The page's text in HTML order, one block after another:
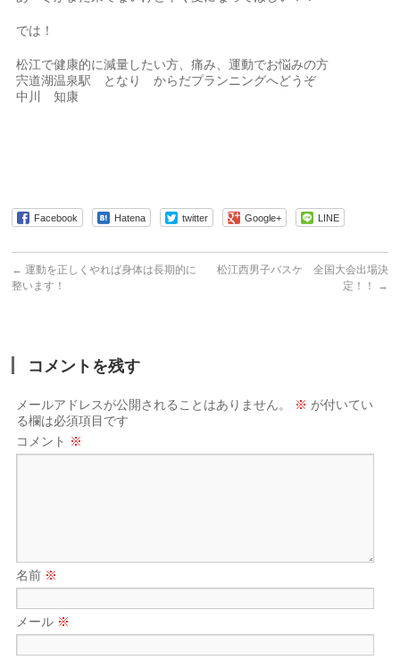
では！
松江で健康的に減量したい方、痛み、運動でお悩みの方
宍道湖温泉駅 となり からだプランニングへどうぞ
中川 知康
Facebook Hatena twitter Google+ LINE
← 運動を正しくやれば身体は長期的に
整います！
松江西男子バスケ 全国大会出場決
定！！
→
コメントを残す
メールアドレスが公開されることはありません。 ※ が付いてい
る欄は必須項目です
コメント ※
名前 ※
メール ※